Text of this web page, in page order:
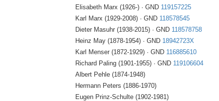
Elisabeth Marx (1926-) · GND 119157225
Karl Marx (1929-2008) · GND 118578545
Dieter Masuhr (1938-2015) · GND 118578758
Heinz May (1878-1954) · GND 18942723X
Karl Menser (1872-1929) · GND 116885610
Richard Paling (1901-1955) · GND 119106604
Albert Pehle (1874-1948)
Hermann Peters (1886-1970)
Eugen Prinz-Schulte (1902-1981)